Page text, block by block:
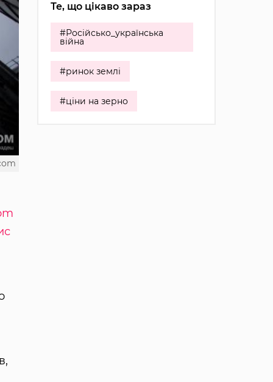
Те, що цікаво зараз
#Російсько_українська
війна
#ринок землі
#ціни на зерно